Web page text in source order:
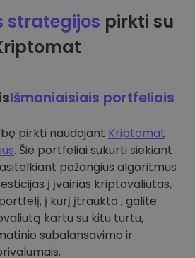
strategijos pirkti su
Išmaniaisiais portfeliais
pirkti naudojant Kriptomat
. Šie portfeliai sukurti siekiant
pažangius algoritmus
į įvairias kriptovaliutas,
į kurį įtraukta , galite
kartu su kitu turtu,
subalansavimo ir